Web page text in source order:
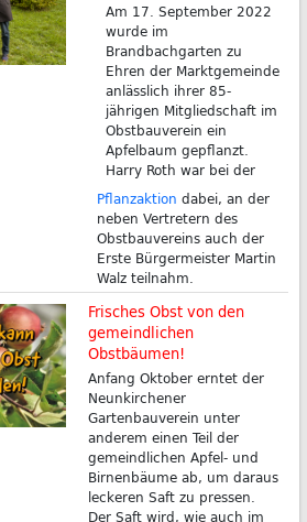
Am 17. September 2022
wurde im
Brandbachgarten zu
Ehren der Marktgemeinde
anlässlich ihrer 85-
jährigen Mitgliedschaft im
Obstbauverein ein
Apfelbaum gepflanzt.
Harry Roth war bei der
Pflanzaktion dabei, an der
neben Vertretern des
Obstbauvereins auch der
Erste Bürgermeister Martin
Walz teilnahm.
Frisches Obst von den
gemeindlichen
Obstbäumen!
Anfang Oktober erntet der
Neunkirchener
Gartenbauverein unter
anderem einen Teil der
gemeindlichen Apfel- und
Birnenbäume ab, um daraus
leckeren Saft zu pressen.
Der Saft wird, wie auch im